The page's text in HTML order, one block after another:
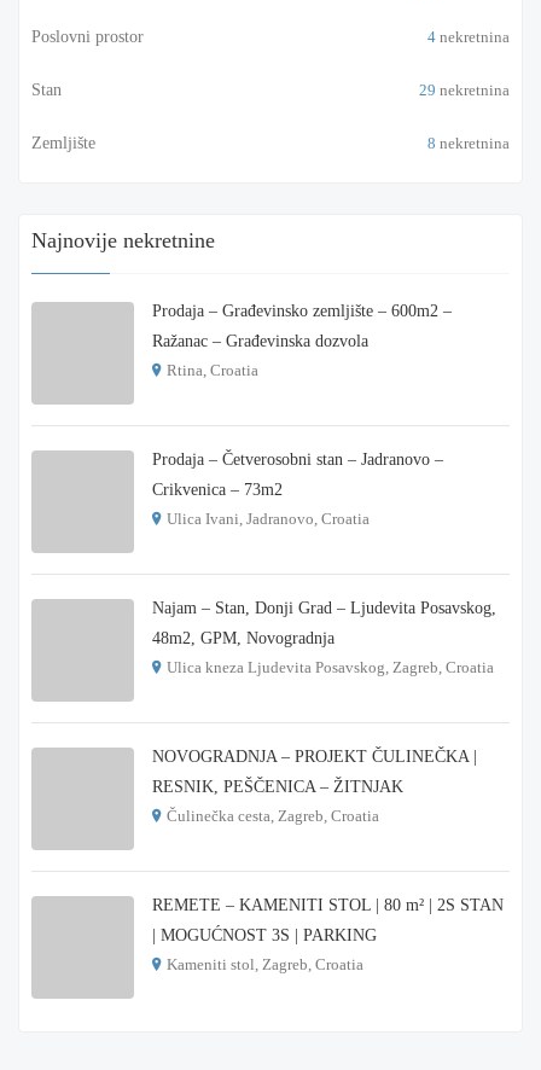
Poslovni prostor 4 nekretnina
Stan 29 nekretnina
Zemljište 8 nekretnina
Najnovije nekretnine
Prodaja – Građevinsko zemljište – 600m2 –
Ražanac – Građevinska dozvola
Rtina, Croatia
Prodaja – Četverosobni stan – Jadranovo –
Crikvenica – 73m2
Ulica Ivani, Jadranovo, Croatia
Najam – Stan, Donji Grad – Ljudevita Posavskog,
48m2, GPM, Novogradnja
Ulica kneza Ljudevita Posavskog, Zagreb, Croatia
NOVOGRADNJA – PROJEKT ČULINEČKA |
RESNIK, PEŠČENICA – ŽITNJAK
Čulinečka cesta, Zagreb, Croatia
REMETE – KAMENITI STOL | 80 m² | 2S STAN
| MOGUĆNOST 3S | PARKING
Kameniti stol, Zagreb, Croatia